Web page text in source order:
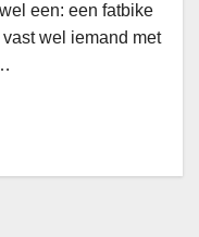
een: een fatbike
wel iemand met